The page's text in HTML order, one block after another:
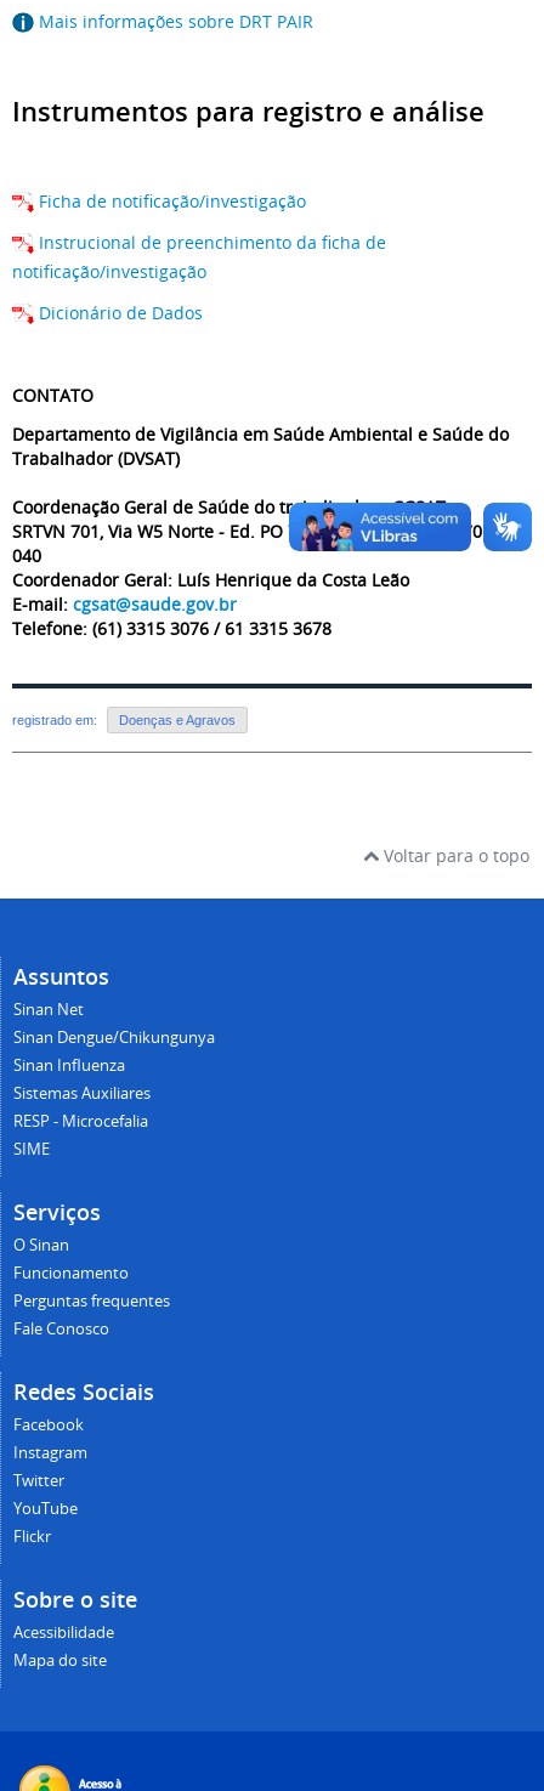
Mais informações sobre DRT PAIR
Instrumentos para registro e análise
Ficha de notificação/investigação
Instrucional de preenchimento da ficha de
notificação/investigação
Dicionário de Dados
CONTATO
Departamento de Vigilância em Saúde Ambiental e Saúde do
Trabalhador (DVSAT)
Coordenação Geral de Saúde do trabalhador - CGSAT
SRTVN 701, Via W5 Norte - Ed. PO 700, Brasília/DF. CEP: 70.719-
040
Coordenador Geral: Luís Henrique da Costa Leão
E-mail: cgsat@saude.gov.br
Telefone: (61) 3315 3076 / 61 3315 3678
registrado em: Doenças e Agravos
Voltar para o topo
Assuntos
Sinan Net
Sinan Dengue/Chikungunya
Sinan Influenza
Sistemas Auxiliares
RESP - Microcefalia
SIME
Serviços
O Sinan
Funcionamento
Perguntas frequentes
Fale Conosco
Redes Sociais
Facebook
Instagram
Twitter
YouTube
Flickr
Sobre o site
Acessibilidade
Mapa do site